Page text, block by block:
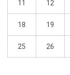
11 12
18 19
25 26